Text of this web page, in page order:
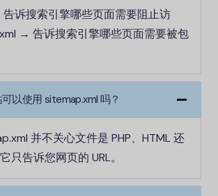
诉搜索引擎哪些页面需要阻止访
→ 告诉搜索引擎哪些页面需要被包
以使用 sitemap.xml 吗？
并不关心文件是 PHP、HTML 还
只告诉您网页的 URL。